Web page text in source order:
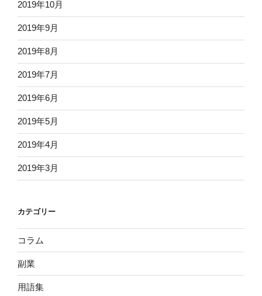
2019年10月
2019年9月
2019年8月
2019年7月
2019年6月
2019年5月
2019年4月
2019年3月
カテゴリー
コラム
副業
用語集